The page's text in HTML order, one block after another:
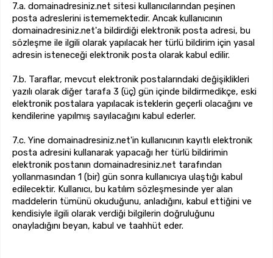
7.a. domainadresiniz.net sitesi kullanıcılarından peşinen
posta adreslerini istememektedir. Ancak kullanıcının
domainadresiniz.net'a bildirdiği elektronik posta adresi, bu
sözleşme ile ilgili olarak yapılacak her türlü bildirim için yasal
adresin isteneceği elektronik posta olarak kabul edilir.
7.b. Taraflar, mevcut elektronik postalarındaki değişiklikleri
yazılı olarak diğer tarafa 3 (üç) gün içinde bildirmedikçe, eski
elektronik postalara yapılacak isteklerin geçerli olacağını ve
kendilerine yapılmış sayılacağını kabul ederler.
7.c. Yine domainadresiniz.net'in kullanıcının kayıtlı elektronik
posta adresini kullanarak yapacağı her türlü bildirimin
elektronik postanın domainadresiniz.net tarafından
yollanmasından 1 (bir) gün sonra kullanıcıya ulaştığı kabul
edilecektir. Kullanıcı, bu katılım sözleşmesinde yer alan
maddelerin tümünü okuduğunu, anladığını, kabul ettiğini ve
kendisiyle ilgili olarak verdiği bilgilerin doğruluğunu
onayladığını beyan, kabul ve taahhüt eder.